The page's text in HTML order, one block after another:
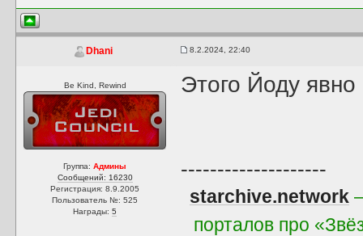
Dhani 8.2.2024, 22:40
Be Kind, Rewind
Группа:Админы
Сообщений: 16230
Регистрация: 8.9.2005
Пользователь №: 525
Награды:5
Этого Йоду
--------------------
starchive.network
порталов про